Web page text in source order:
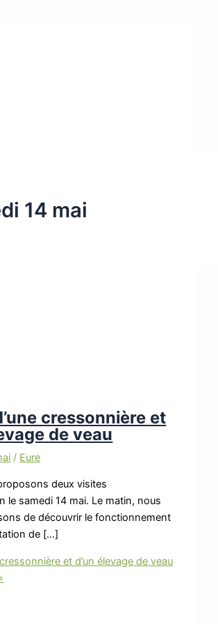
14 mai
cressonnière et
de veau
/ Eure
deux visites
le samedi 14 mai. Le matin, nous
de découvrir le fonctionnement
de […]
et d’un élevage de veau